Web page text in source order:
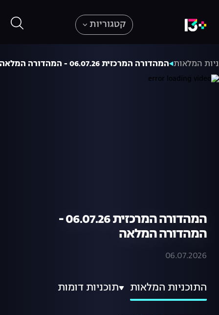
קטגוריות
המלאות המהדורה המרכזית 06.07.26 - המהדורה המלאה
המהדורה המרכזית 06.07.26 -
המהדורה המלאה
06.07.2026
התוכניות המלאות תוכניות דומות